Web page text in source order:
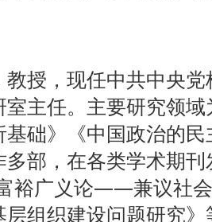
教授，现任中共中央
室主任。主要研究领
基础》《中国政治的
部，在各类学术期
裕广义论——兼议社
组织建设问题研究